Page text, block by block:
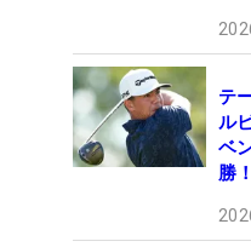
テ
ル
ベ
勝